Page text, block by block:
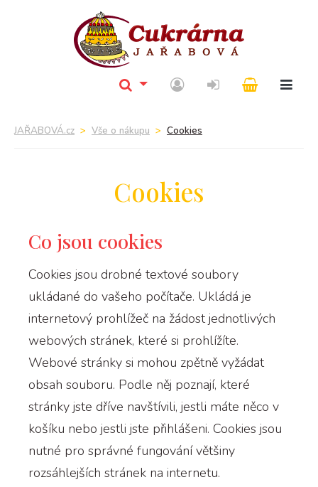
JAŘABOVÁ.cz Vše o nákupu Cookies
Cookies
Co jsou cookies
Cookies jsou drobné textové soubory
ukládané do vašeho počítače. Ukládá je
internetový prohlížeč na žádost jednotlivých
webových stránek, které si prohlížíte.
Webové stránky si mohou zpětně vyžádat
obsah souboru. Podle něj poznají, které
stránky jste dříve navštívili, jestli máte něco v
košíku nebo jestli jste přihlášeni. Cookies jsou
nutné pro správné fungování většiny
rozsáhlejších stránek na internetu.